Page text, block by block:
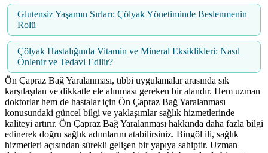
Glutensiz Yaşamın Sırları: Çölyak Yönetiminde Beslenmenin
Rolü
Çölyak Hastalığında Vitamin ve Mineral Eksiklikleri: Nasıl
Önlenir ve Tedavi Edilir?
Ön Çapraz Bağ Yaralanması, tıbbi uygulamalar arasında sık
karşılaşılan ve dikkatle ele alınması gereken bir alandır. Hem uzman
doktorlar hem de hastalar için Ön Çapraz Bağ Yaralanması
konusundaki güncel bilgi ve yaklaşımlar sağlık hizmetlerinde
kaliteyi artırır. Ön Çapraz Bağ Yaralanması hakkında daha fazla bilgi
edinerek doğru sağlık adımlarını atabilirsiniz. Bingöl ili, sağlık
hizmetleri açısından sürekli gelişen bir yapıya sahiptir. Uzman